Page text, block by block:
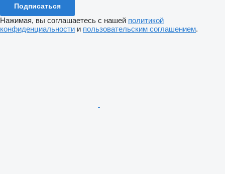
Подписаться
Нажимая, вы соглашаетесь с нашей политикой
конфиденциальности и пользовательским соглашением.